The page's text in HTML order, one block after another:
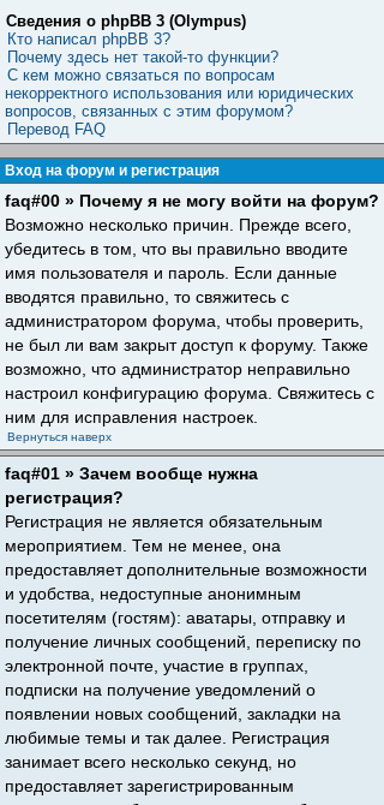
Сведения о phpBB 3 (Olympus)
Кто написал phpBB 3?
Почему здесь нет такой-то функции?
С кем можно связаться по вопросам
некорректного использования или юридических
вопросов, связанных с этим форумом?
Перевод FAQ
Вход на форум и регистрация
faq#00 » Почему я не могу войти на форум?
Возможно несколько причин. Прежде всего,
убедитесь в том, что вы правильно вводите
имя пользователя и пароль. Если данные
вводятся правильно, то свяжитесь с
администратором форума, чтобы проверить,
не был ли вам закрыт доступ к форуму. Также
возможно, что администратор неправильно
настроил конфигурацию форума. Свяжитесь с
ним для исправления настроек.
Вернуться наверх
faq#01 » Зачем вообще нужна
регистрация?
Регистрация не является обязательным
мероприятием. Тем не менее, она
предоставляет дополнительные возможности
и удобства, недоступные анонимным
посетителям (гостям): аватары, отправку и
получение личных сообщений, переписку по
электронной почте, участие в группах,
подписки на получение уведомлений о
появлении новых сообщений, закладки на
любимые темы и так далее. Регистрация
занимает всего несколько секунд, но
предоставляет зарегистрированным